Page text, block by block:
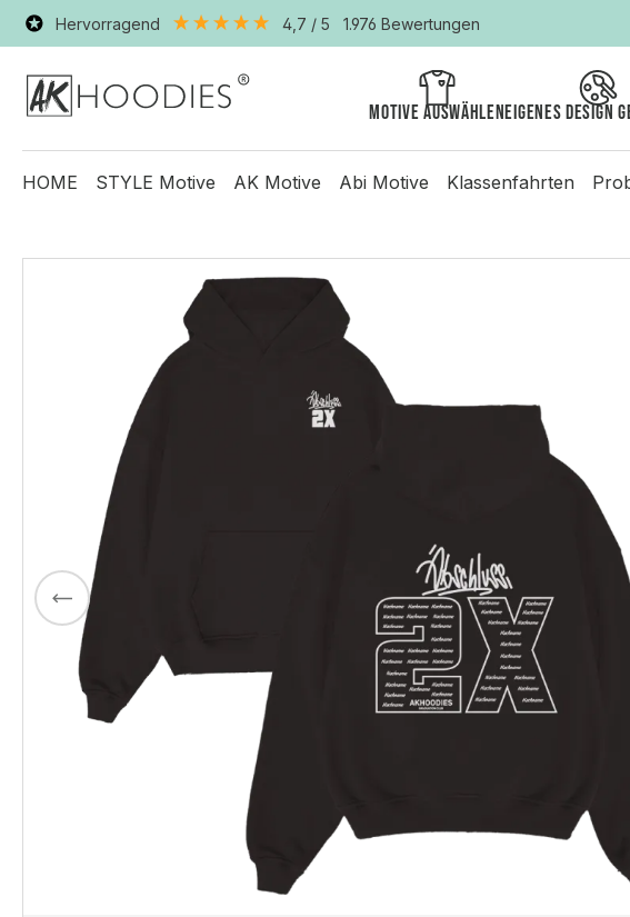
Hervorragend 4,7 / 5 1.976 Bewertungen
Motive auswählenEigenes Design
HOME STYLE Motive AK Motive Abi Motive Klassenfahrten